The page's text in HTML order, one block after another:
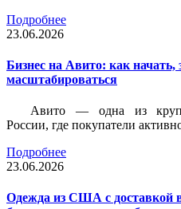
Подробнее
23.06.2026
Бизнес на Авито: как начать,
масштабироваться
Авито — одна из
России, где покупатели
Подробнее
23.06.2026
Одежда из США с доставкой